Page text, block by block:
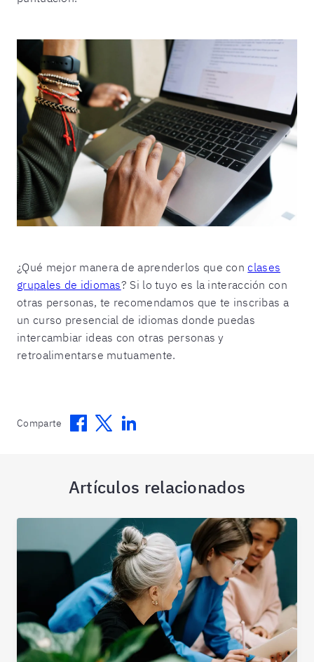
¿Qué mejor manera de aprenderlos que conclases
grupales de idiomas? Si lo tuyo es la interacción con
otras personas, te recomendamos que te inscribas a
un curso presencial de idiomas donde puedas
intercambiar ideas con otras personas y
retroalimentarse mutuamente.
Comparte Facebook
TwitterLinkedin
Artículos relacionados